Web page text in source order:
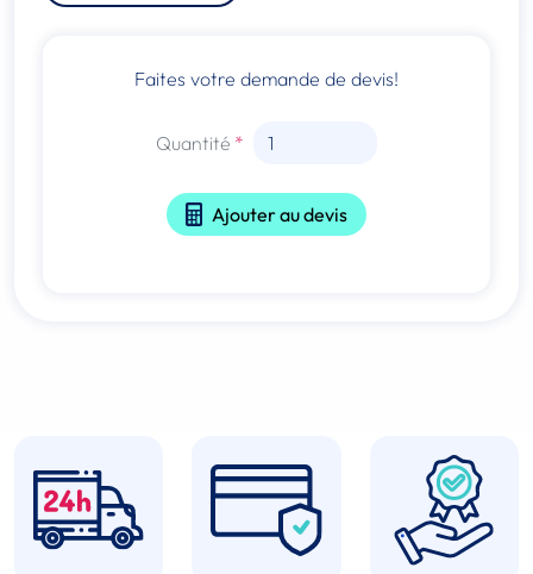
Faites votre demande de devis!
Quantité
Ajouter au devis